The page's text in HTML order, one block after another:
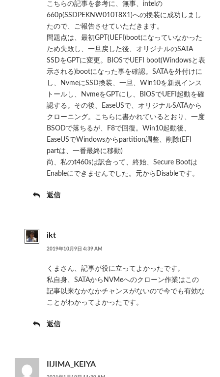
こちらの記事を参考に、無事、intelの
660p(SSDPEKNW010T8X1)への換装に成功しまし
たので、ご報告させていただきます。
問題点は、最初GPT(UEFI)bootになっていなかった
ため失敗し、一旦戻した後、オリジナルのSATA
SSDをGPTに変更。BIOSでUEFI boot(Windowsと表
示される)bootになった事を確認。SATAを外付けに
し、NvmeにSSD換装、一旦、Win10を新規インス
トールし、NvmeをGPTにし、BIOSでUEFI起動を確
認する。その後、EaseUSで、オリジナルSATAから
クローニング。こちらに書かれているとおり、一度
BSODで落ちるが、F8で回復。Win10起動後、
EaseUSでWindowsからpartition調整、削除(EFI
partは、一番最終に移動)
尚、私のt460sは訳合って、終始、Secure Bootは
Enableにできませんでした。元からDisableです。
返信
ikt
2019年10月9日 4:39 AM
くまさん、記事が役に立ってよかったです。
私自身、SATAからNVMeへのクローン作業はこの
記事以来なかなかチャンスがないので今でも有効な
ことがわかってよかったです。
返信
IIJIMA_KEIYA